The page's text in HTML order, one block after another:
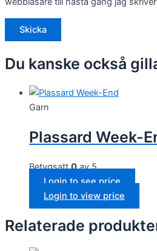
Du kanske också
Garn
Plassard Week-
Betygsatt0av 5
Login to see price
Login to view price
Relaterade